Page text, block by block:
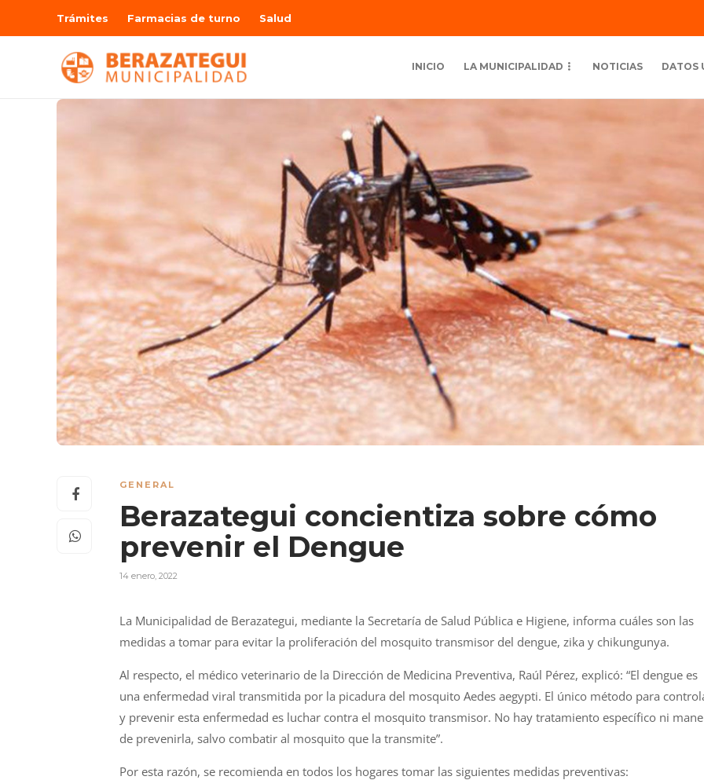
Trámites Farmacias de turno Salud
INICIO LA MUNICIPALIDAD NOTICIAS DATOS
GENERAL
Berazategui concientiza sobre cómo
prevenir el Dengue
14 enero, 2022
La Municipalidad de Berazategui, mediante la Secretaría de Salud Pública e Higiene, informa cuáles son las
medidas a tomar para evitar la proliferación del mosquito transmisor del dengue, zika y chikungunya.
Al respecto, el médico veterinario de la Dirección de Medicina Preventiva, Raúl Pérez, explicó: “El dengue es
una enfermedad viral transmitida por la picadura del mosquito Aedes aegypti. El único método para
y prevenir esta enfermedad es luchar contra el mosquito transmisor. No hay tratamiento específico ni
de prevenirla, salvo combatir al mosquito que la transmite”.
Por esta razón, se recomienda en todos los hogares tomar las siguientes medidas preventivas: